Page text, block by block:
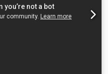
einstellbar,
Bearbeitungszentrum.
Z610 mm. 12.000